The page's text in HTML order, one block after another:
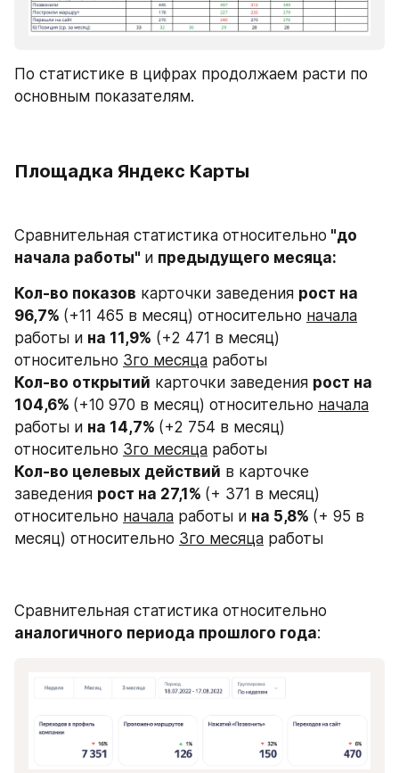
По статистике в цифрах продолжаем расти по
основным показателям.
Площадка Яндекс Карты
Сравнительная статистика относительно "до
начала работы" и предыдущего месяца:
Кол-во показов карточки заведения рост на
96,7% (+11 465 в месяц) относительно начала
работы и на 11,9% (+2 471 в месяц)
относительно 3го месяца работы
Кол-во открытий карточки заведения рост на
104,6% (+10 970 в месяц) относительно начала
работы и на 14,7% (+2 754 в месяц)
относительно 3го месяца работы
Кол-во целевых действий в карточке
заведения рост на 27,1% (+ 371 в месяц)
относительно начала работы и на 5,8% (+ 95 в
месяц) относительно 3го месяца работы
аналогичного периода прошлого года: